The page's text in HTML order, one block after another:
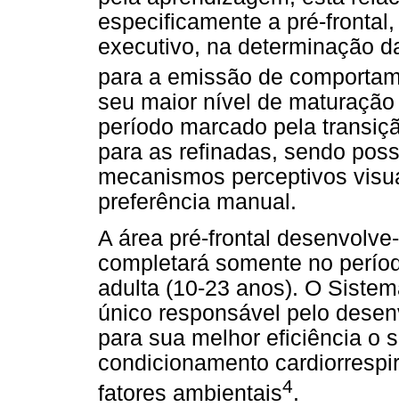
especificamente a pré-
executivo, na determinação
para a emissão de
seu maior nível de
período marcado pela
para as refinadas, sendo
mecanismos perceptivos
preferência manual.
A área pré-frontal
completará somente no
adulta (10-23 anos). O
único responsável pelo
para sua melhor eficiência o
condicionamento
fatores ambientais4.